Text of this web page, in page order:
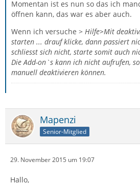
Momentan ist es nun so das ich
öffnen kann, das war es aber auch.
Wenn ich versuche > Hilfe>Mit
starten ... drauf klicke, dann passiert
schliesst sich nicht, starte somit auch
Die Add-on`s kann ich nicht aufrufen,
manuell deaktivieren können.
Mapenzi
Senior-Mitglied
29. November 2015 um 19:07
Hallo,